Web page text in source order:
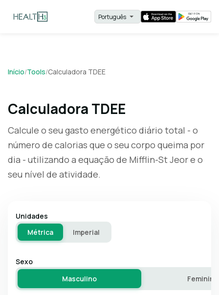
Início/Tools/Calculadora TDEE
Calculadora TDEE
Calcule o seu gasto energético diário total - o
número de calorias que o seu corpo queima por
dia - utilizando a equação de Mifflin-St Jeor e o
seu nível de atividade.
Unidades
Métrica
Imperial
Sexo
Masculino
Feminino